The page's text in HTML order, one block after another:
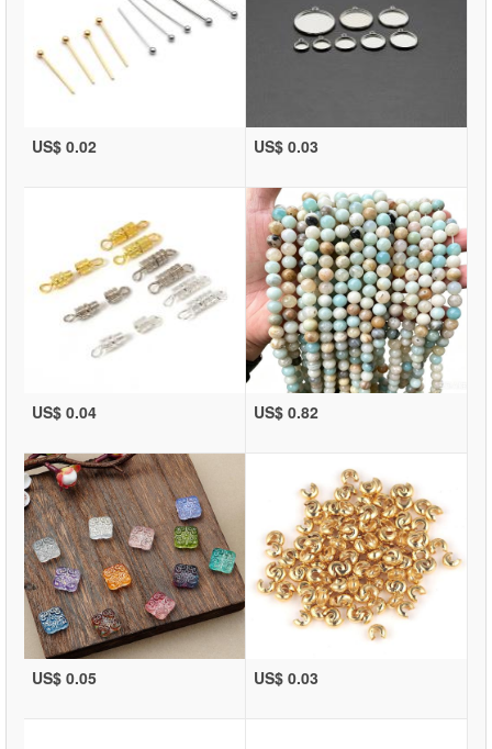
US$ 0.02 US$ 0.03
US$ 0.04 US$ 0.82
US$ 0.05 US$ 0.03